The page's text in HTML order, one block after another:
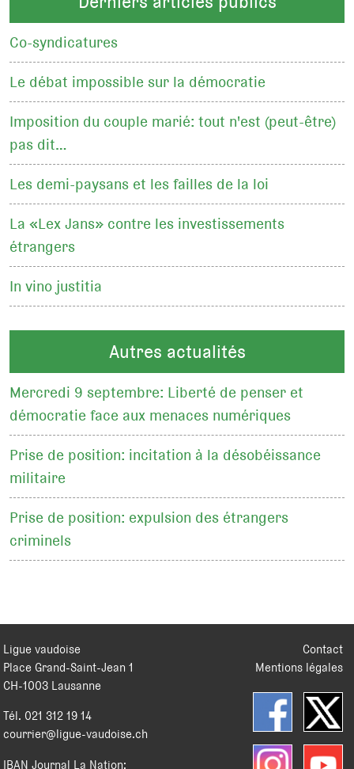
Co-syndicatures
Le débat impossible sur la démocratie
Imposition du couple marié: tout n'est (peut-être)
pas dit…
Les demi-paysans et les failles de la loi
La «Lex Jans» contre les investissements
étrangers
In vino justitia
Autres actualités
Mercredi 9 septembre: Liberté de penser et
démocratie face aux menaces numériques
Prise de position: incitation à la désobéissance
militaire
Prise de position: expulsion des étrangers
criminels
Contact
Mentions légales
Ligue vaudoise
Place Grand-Saint-Jean 1
CH-1003 Lausanne
Tél. 021 312 19 14
courrier@ligue-vaudoise.ch
IBAN Journal La Nation: